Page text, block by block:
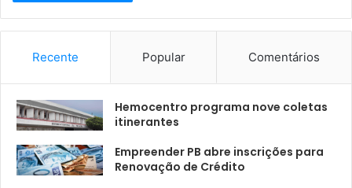
Recente Popular Comentários
Hemocentro programa nove coletas
itinerantes
Empreender PB abre inscrições para
Renovação de Crédito